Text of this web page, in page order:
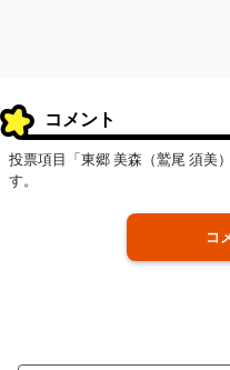
コメント
投票項目「東郷 美森（鷲尾 須美
す。
コ